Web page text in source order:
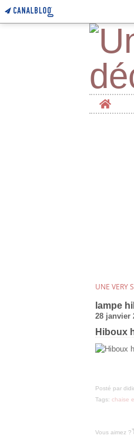
Home
UNE VERY
lampe
28 janvier
Hiboux
Posté par
Tags: chaise
Vous aimez ?